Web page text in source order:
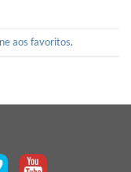
aos favoritos.